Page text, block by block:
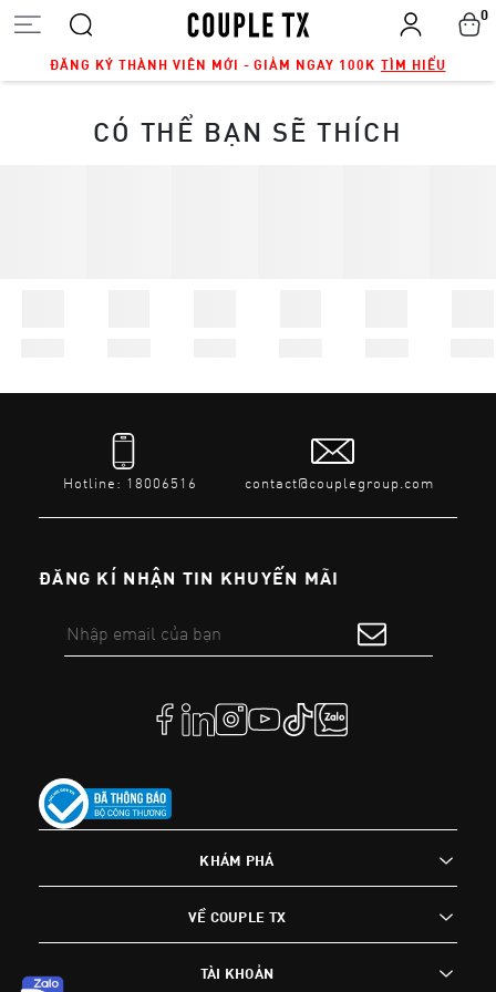
ĐĂNG KÝ THÀNH VIÊN MỚI - GIẢM NGAY 100K TÌM HIỂU
0
CÓ THỂ BẠN SẼ THÍCH
Hotline: 18006516 contact@couplegroup.com
ĐĂNG KÍ NHẬN TIN KHUYẾN MÃI
KHÁM PHÁ
VỀ COUPLE TX
TÀI KHOẢN